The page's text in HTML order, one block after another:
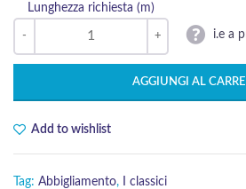
Lunghezza richiesta (m)
i.e a
AGGIUNGI AL
Add to wishlist
Tag: Abbigliamento, I classici